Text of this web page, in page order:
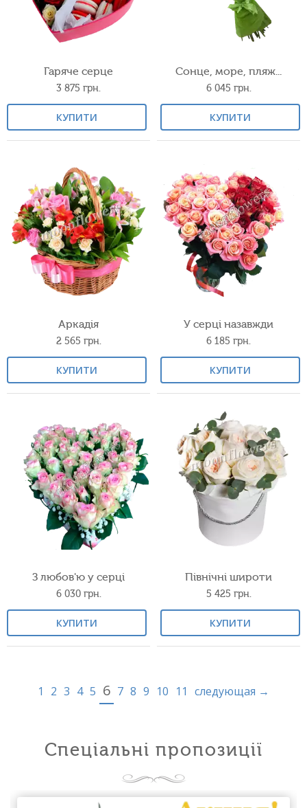
Гаряче серце
3 875 грн.
КУПИТИ
Сонце, море, пляж...
6 045 грн.
КУПИТИ
Аркадія
2 565 грн.
КУПИТИ
У серці назавжди
6 185 грн.
КУПИТИ
З любов'ю у серці
6 030 грн.
КУПИТИ
Північні широти
5 425 грн.
КУПИТИ
1 2 3 4 5 6 7 8 9 10 11 следующая →
Спеціальні пропозиції